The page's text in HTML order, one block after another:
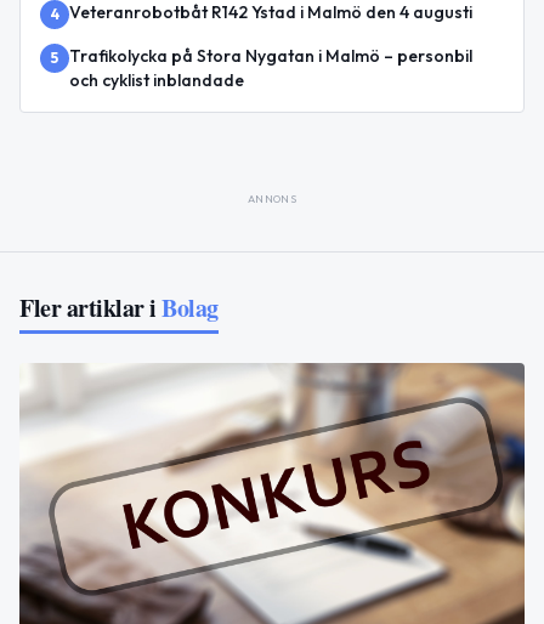
4 Veteranrobotbåt R142 Ystad i Malmö den 4 augusti
5
Trafikolycka på Stora Nygatan i Malmö – personbil
och cyklist inblandade
ANNONS
Fler artiklar iBolag